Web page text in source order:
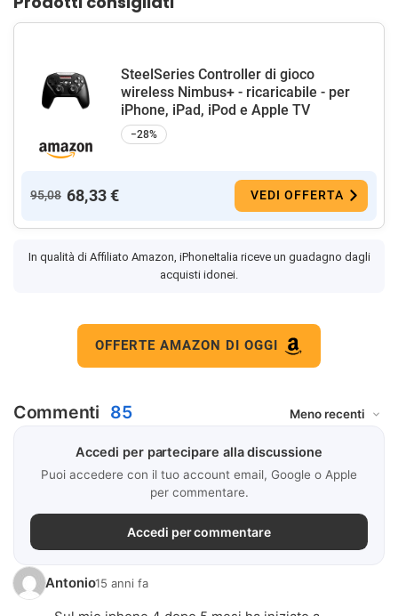
SteelSeries Controller di gioco
wireless Nimbus+ - ricaricabile - per
iPhone, iPad, iPod e Apple TV
−28%
95,08 68,33 € VEDI OFFERTA
In qualità di Affiliato Amazon, iPhoneItalia riceve un guadagno dagli
acquisti idonei.
OFFERTE AMAZON DI OGGI
Commenti 85
Accedi per partecipare alla discussione
Puoi accedere con il tuo account email, Google o Apple
per commentare.
Accedi per commentare
Antonio15 anni fa